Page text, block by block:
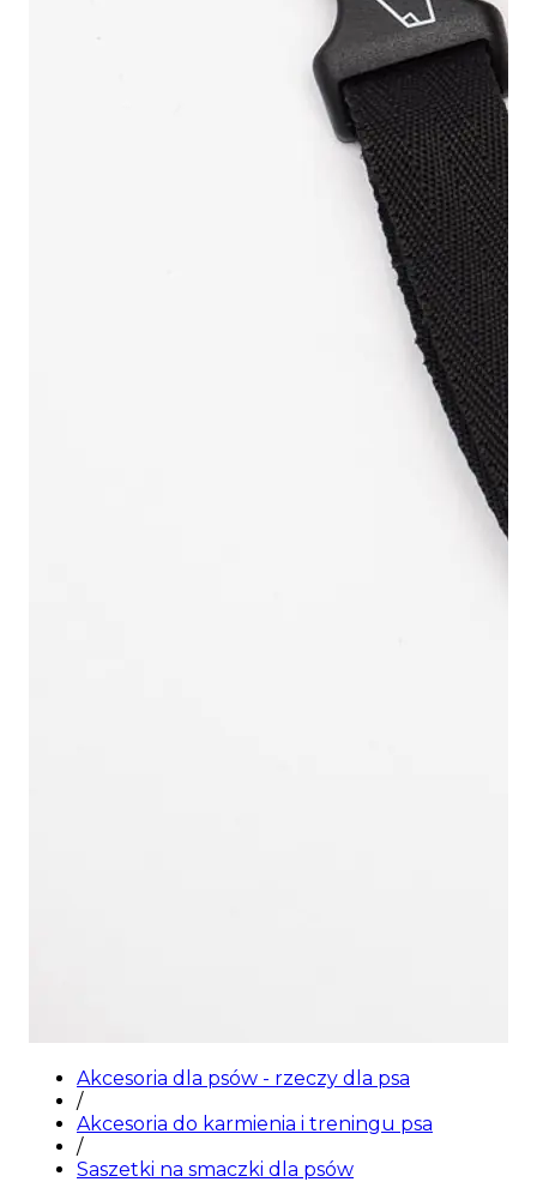
Akcesoria dla psów - rzeczy dla psa
/
Akcesoria do karmienia i treningu psa
/
Saszetki na smaczki dla psów